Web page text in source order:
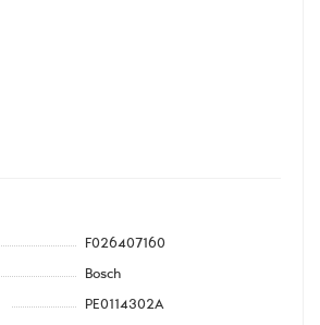
F026407160
Bosch
PE0114302A